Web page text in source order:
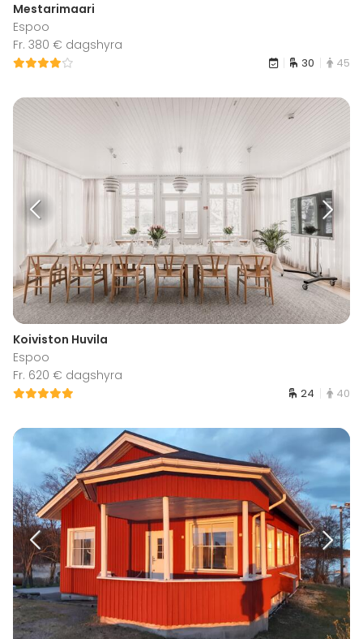
Mestarimaari
Espoo
Fr. 380 € dagshyra
30 45
Koiviston Huvila
Espoo
Fr. 620 € dagshyra
24 40